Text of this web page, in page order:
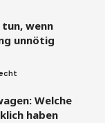
tun, wenn
unnötig
Welche
haben